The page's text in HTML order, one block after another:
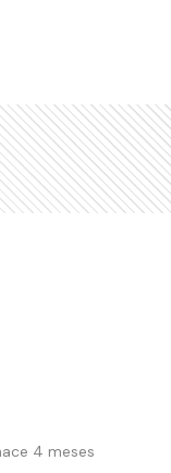
4 meses